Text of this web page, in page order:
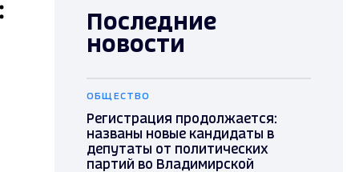
Последние
новости
ОБЩЕСТВО
Регистрация продолжается:
названы новые кандидаты в
депутаты от политических
партий во Владимирской